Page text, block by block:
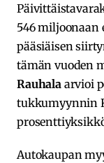
546 miljoonaan
pääsiäisen
tämän vuoden
Rauhala arvioi
tukkumyynnin
Autokaupan